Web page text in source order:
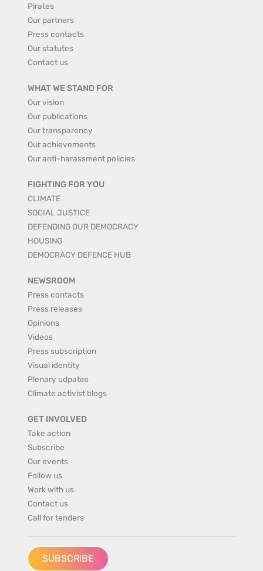
Pirates
Our partners
Press contacts
Our statutes
Contact us
WHAT WE STAND FOR
Our vision
Our publications
Our transparency
Our achievements
Our anti-harassment policies
FIGHTING FOR YOU
CLIMATE
SOCIAL JUSTICE
DEFENDING OUR DEMOCRACY
HOUSING
DEMOCRACY DEFENCE HUB
NEWSROOM
Press contacts
Press releases
Opinions
Videos
Press subscription
Visual identity
Plenary udpates
Climate activist blogs
GET INVOLVED
Take action
Subscribe
Our events
Follow us
Work with us
Contact us
Call for tenders
SUBSCRIBE